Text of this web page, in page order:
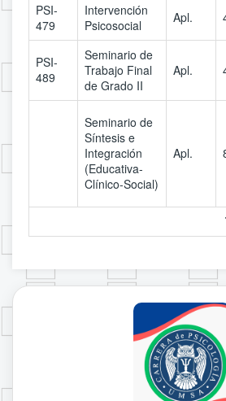
PSI-
479
Intervención
Psicosocial
Apl.
PSI-
489
Seminario de
Trabajo Final
de Grado II
Apl.
Seminario de
Síntesis e
Integración
(Educativa-
Clínico-Social)
Apl.